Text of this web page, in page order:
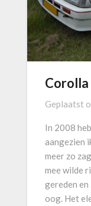
Corolla
Geplaatst
In 2008
aangezien
meer zo
mee wilde
gereden
oog. Het